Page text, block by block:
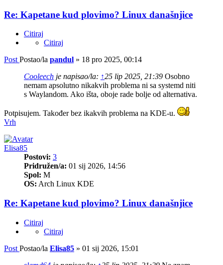
Re: Kapetane kud plovimo? Linux današnjice
Citiraj
Citiraj
Post Postao/la pandul » 18 pro 2025, 00:14
Cooleech je napisao/la: ↑25 lip 2025, 21:39 Osobno
nemam apsolutno nikakvih problema ni sa systemd niti
s Waylandom. Ako išta, oboje rade bolje od alternativa.
Potpisujem. Također bez ikakvih problema na KDE-u.
Vrh
Elisa85
Postovi: 3
Pridružen/a: 01 sij 2026, 14:56
Spol: M
OS: Arch Linux KDE
Re: Kapetane kud plovimo? Linux današnjice
Citiraj
Citiraj
Post Postao/la Elisa85 » 01 sij 2026, 15:01